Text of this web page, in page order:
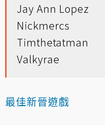
Jay Ann Lopez
Nickmercs
Timthetatman
Valkyrae
最佳新晉遊戲